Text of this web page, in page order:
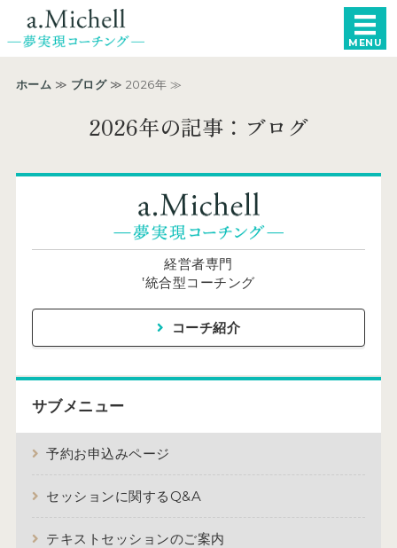
a.Michell −統合型コー
MENU
ホーム
女性起業家・個人事業主向け
申し込み・お問い合わせ
ホーム ≫ ブログ≫ 2026年 ≫
2026年の記事：ブログ
経営者専門
‛統合型コーチング
コーチ紹介
サブメニュー
予約お申込みページ
セッションに関するQ&A
テキストセッションのご案内